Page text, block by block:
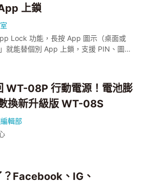
上鎖
Lock 功能，長按 App 圖示（桌面或
就能替個別 App 上鎖，支援 PIN、圖
範主體，帶大家逐步開啟，並說清楚它跟
。
WT-08P 行動電源！電池膨
換新升級版 WT-08S
輯部
Facebook、IG、